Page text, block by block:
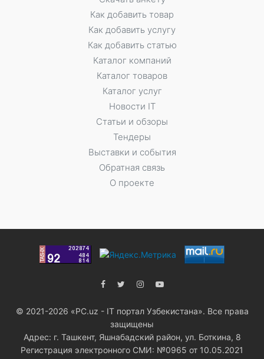
Как добавить товар
Как добавить услугу
Как добавить статью
Каталог компаний
Каталог товаров
Каталог услуг
Новости IT
Статьи и обзоры
Тендеры
Выставки и события
Обратная связь
О проекте
© 2021-2026 «PC.uz - IT портал Узбекистана». Все права
защищены
Адрес: г. Ташкент, Яшнабадский район, ул. Боткина, 8
Регистрация электронного СМИ: №0965 от 10.05.2021